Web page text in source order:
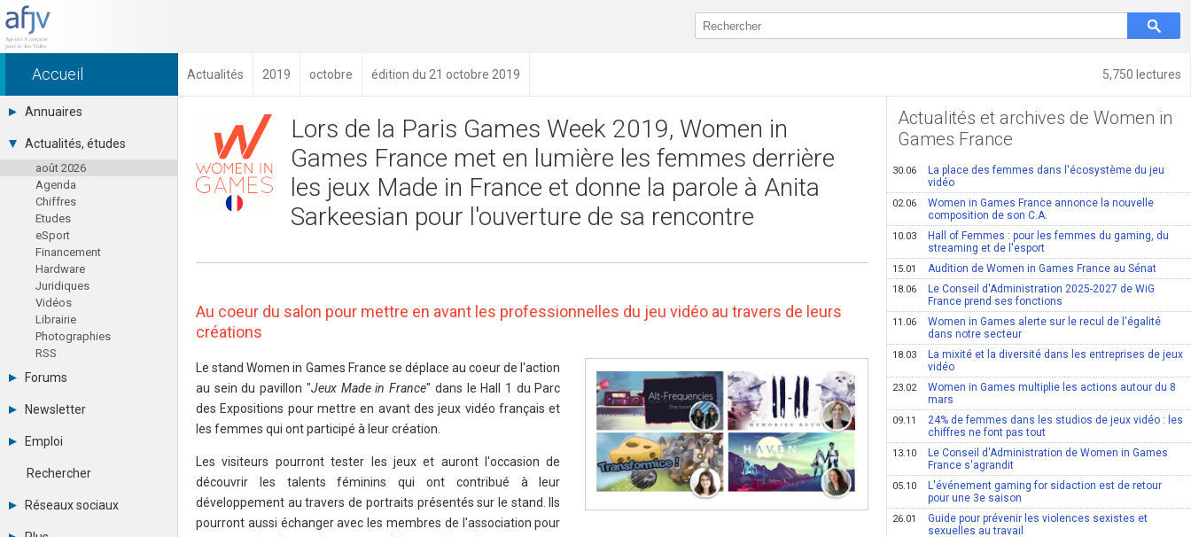
5,750 lectures
Accueil Actualités 2019 octobre édition du 21 octobre 2019
Annuaires
Toutes les sociétés (691)
Studios (418)
Editeurs (49)
Distributeurs (16)
Hard. / Accessoires (10)
Middlewares (15)
Prestataires (99)
Assoc. / Syndicats (21)
Formations / Ecoles (46)
Presse spécialisée (17)
Actualités, études
août 2026
Agenda
Chiffres
Etudes
eSport
Financement
Hardware
Juridiques
Vidéos
Librairie
Photographies
RSS
Forums
Tous les forums
Se connecter
Messages privés
Contacter un modérateur
Newsletter
Archives
Abonnement
Emploi
Consulter les annonces
Observatoire de l'emploi
Rechercher
Réseaux sociaux
Lors de la Paris Games Week 2019, Women in
Games France met en lumière les femmes derrière
les jeux Made in France et donne la parole à Anita
Sarkeesian pour l'ouverture de sa rencontre
Au coeur du salon pour mettre en avant les professionnelles du jeu vidéo au travers de leurs
créations
Le stand Women in Games France se déplace au coeur de l'action
au sein du pavillon "Jeux Made in France" dans le Hall 1 du Parc
des Expositions pour mettre en avant des jeux vidéo français et
les femmes qui ont participé à leur création.
Les visiteurs pourront tester les jeux et auront l'occasion de
découvrir les talents féminins qui ont contribué à leur
développement au travers de portraits présentés sur le stand. Ils
pourront aussi échanger avec les membres de l'association pour
Actualités et archives de Women in
Games France
30.06
La place des femmes dans l'écosystème du jeu
vidéo
02.06
Women in Games France annonce la nouvelle
composition de son C.A.
10.03
Hall of Femmes : pour les femmes du gaming, du
streaming et de l'esport
15.01 Audition de Women in Games France au Sénat
18.06
Le Conseil d'Administration 2025-2027 de WiG
France prend ses fonctions
11.06
Women in Games alerte sur le recul de l'égalité
dans notre secteur
18.03
La mixité et la diversité dans les entreprises de jeux
vidéo
23.02
Women in Games multiplie les actions autour du 8
mars
09.11
24% de femmes dans les studios de jeux vidéo : les
chiffres ne font pas tout
13.10
Le Conseil d'Administration de Women in Games
France s'agrandit
05.10
L'événement gaming for sidaction est de retour
pour une 3e saison
26.01
Guide pour prévenir les violences sexistes et
sexuelles au travail